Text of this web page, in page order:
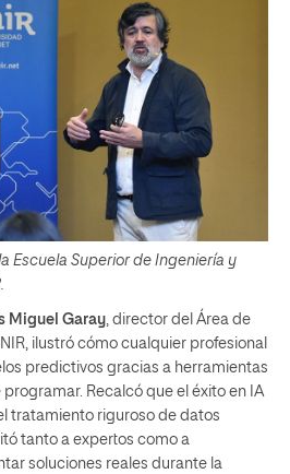
Escuela Superior de Ingeniería y
Miguel Garay, director del Área de
ilustró cómo cualquier profesional
predictivos gracias a herramientas
Recalcó que el éxito en IA
tratamiento riguroso de datos
tanto a expertos como a
soluciones reales durante la